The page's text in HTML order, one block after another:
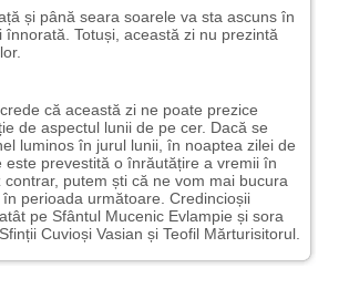
și până seara soarele va sta ascuns în
înnorată. Totuși, această zi nu prezintă
că această zi ne poate prezice
de aspectul lunii de pe cer. Dacă se
luminos în jurul lunii, în noaptea zilei de
este prevestită o înrăutățire a vremii în
putem ști că ne vom mai bucura
perioada următoare. Credincioșii
pe Sfântul Mucenic Evlampie și sora
Cuvioși Vasian și Teofil Mărturisitorul.